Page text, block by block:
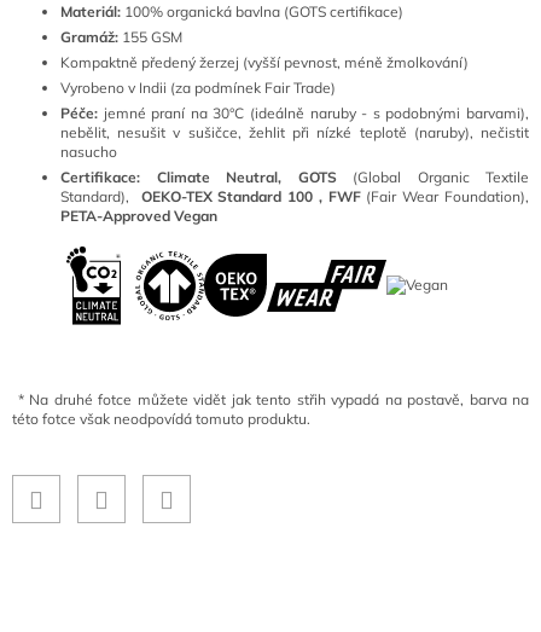
Materiál: 100% organická bavlna (GOTS certifikace)
Gramáž: 155 GSM
Kompaktně předený žerzej (vyšší pevnost, méně žmolkování)
Vyrobeno v Indii (za podmínek Fair Trade)
Péče: jemné praní na 30°C (ideálně naruby - s podobnými barvami),
nebělit, nesušit v sušičce, žehlit při nízké teplotě (naruby), nečistit
nasucho
Certifikace: Climate Neutral, GOTS(Global Organic Textile
Standard),
OEKO-TEX Standard 100 , FWF (Fair Wear Foundation),
PETA-Approved Vegan
* Na druhé fotce můžete vidět jak tento střih vypadá na postavě, barva na
této fotce však neodpovídá tomuto produktu.